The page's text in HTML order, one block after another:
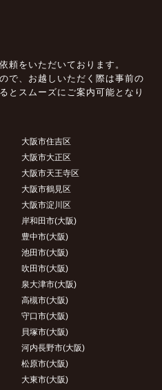
頼をいただいております。
で、お越しいただく際は事前の
とスムーズにご案内可能となり
大阪市住吉区
大阪市大正区
大阪市天王寺区
大阪市鶴見区
大阪市淀川区
岸和田市(大阪)
豊中市(大阪)
池田市(大阪)
吹田市(大阪)
泉大津市(大阪)
高槻市(大阪)
守口市(大阪)
貝塚市(大阪)
河内長野市(大阪)
松原市(大阪)
大東市(大阪)